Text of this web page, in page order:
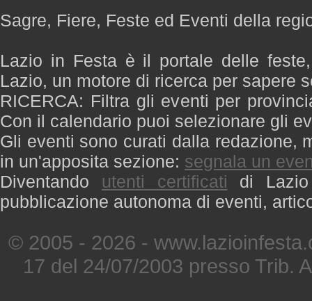
Sagre, Fiere, Feste ed Eventi della
Lazio in Festa è il portale delle
Lazio, un motore di ricerca per sapere
RICERCA: Filtra gli eventi per
Con il calendario puoi selezionare gli
Gli eventi sono curati dalla redazione,
in un'apposita sezione: segnala un
Diventando utenti certificati di
pubblicazione autonoma di eventi,
© 2005 - 2026 -
17 del 24/07/2003 presso Trib.